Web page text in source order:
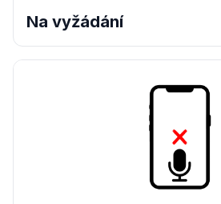
Na vyžádání